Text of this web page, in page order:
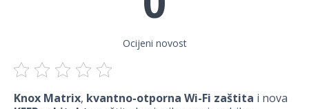
Ocijeni novost
Knox Matrix, kvantno-otporna Wi-Fi zaštita i nova